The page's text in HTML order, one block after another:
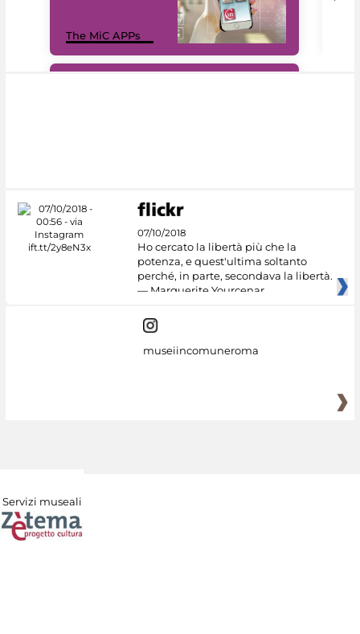
The MiC APPs
07/10/2018
Ho cercato la libertà più che la
potenza, e quest'ultima soltanto
perché, in parte, secondava la libertà.
— Marguerite Yourcenar
museiincomuneroma
Servizi museali